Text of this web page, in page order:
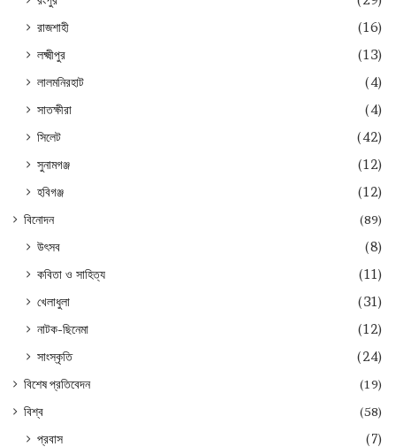
রাজশাহী
(16)
লক্ষ্মীপুর
(13)
লালমনিরহাট
(4)
সাতক্ষীরা
(4)
সিলেট
(42)
সুনামগঞ্জ
(12)
হবিগঞ্জ
(12)
বিনোদন (89)
উৎসব
(8)
কবিতা ও সাহিত্য
(11)
খেলাধুলা
(31)
নাটক-ছিনেমা
(12)
সাংস্কৃতি
(24)
বিশেষ প্রতিবেদন
(19)
বিশ্ব
(58)
প্রবাস (7)